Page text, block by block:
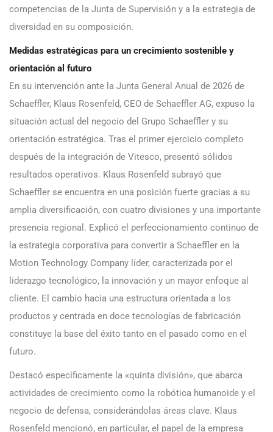
competencias de la Junta de Supervisión y a la estrategia de
diversidad en su composición.
Medidas estratégicas para un crecimiento sostenible y
orientación al futuro
En su intervención ante la Junta General Anual de 2026 de
Schaeffler, Klaus Rosenfeld, CEO de Schaeffler AG, expuso la
situación actual del negocio del Grupo Schaeffler y su
orientación estratégica. Tras el primer ejercicio completo
después de la integración de Vitesco, presentó sólidos
resultados operativos. Klaus Rosenfeld subrayó que
Schaeffler se encuentra en una posición fuerte gracias a su
amplia diversificación, con cuatro divisiones y una importante
presencia regional. Explicó el perfeccionamiento continuo de
la estrategia corporativa para convertir a Schaeffler en la
Motion Technology Company líder, caracterizada por el
liderazgo tecnológico, la innovación y un mayor enfoque al
cliente. El cambio hacia una estructura orientada a los
productos y centrada en doce tecnologías de fabricación
constituye la base del éxito tanto en el pasado como en el
futuro.
Destacó específicamente la «quinta división», que abarca
actividades de crecimiento como la robótica humanoide y el
negocio de defensa, considerándolas áreas clave. Klaus
Rosenfeld mencionó, en particular, el papel de la empresa